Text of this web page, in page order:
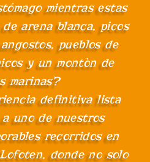
mientras estas
arena blanca, picos
pueblos de
y un montòn de
marinas?
definitiva lista
uno de nuestros
recorridos en
donde no solo